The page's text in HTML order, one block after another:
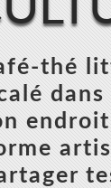
thé
dans